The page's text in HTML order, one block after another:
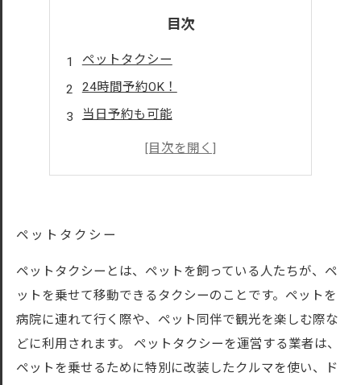
目次
ペットタクシー
24時間予約OK！
当日予約も可能
ペットタクシー
ペットタクシー
ペットタクシーとは、ペットを飼っている人たちが、ペ
ットを乗せて移動できるタクシーのことです。ペットを
病院に連れて行く際や、ペット同伴で観光を楽しむ際な
どに利用されます。 ペットタクシーを運営する業者は、
ペットを乗せるために特別に改装したクルマを使い、ド